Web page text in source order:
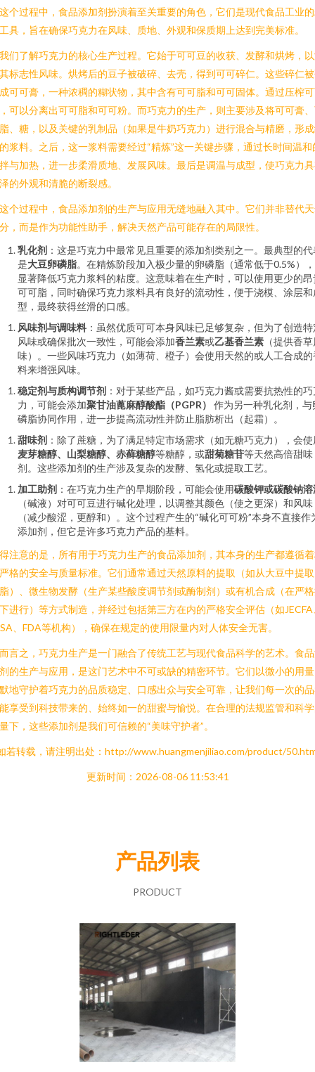
个过程中，食品添加剂扮演着至关重要的角色，它们是现代食品工业
具，旨在确保巧克力在风味、质地、外观和保质期上达到完美标准。
们了解巧克力的核心生产过程。它始于可可豆的收获、发酵和烘烤，
标志性风味。烘烤后的豆子被破碎、去壳，得到可可碎仁。这些碎仁
可可膏，一种浓稠的糊状物，其中含有可可脂和可可固体。通过压榨
可以分离出可可脂和可可粉。而巧克力的生产，则主要涉及将可可膏
、糖，以及关键的乳制品（如果是牛奶巧克力）进行混合与精磨，形
浆料。之后，这一浆料需要经过“精炼”这一关键步骤，通过长时间温和
与加热，进一步柔滑质地、发展风味。最后是调温与成型，使巧克力
的外观和清脆的断裂感。
个过程中，食品添加剂的生产与应用无缝地融入其中。它们并非替代
，而是作为功能性助手，解决天然产品可能存在的局限性。
乳化剂 ：这是巧克力中最常见且重要的添加剂类别之一。最典型的代
是大豆卵磷脂。在精炼阶段加入极少量的卵磷脂（通常低于0.5%）
显著降低巧克力浆料的粘度。这意味着在生产时，可以使用更少的昂
可可脂，同时确保巧克力浆料具有良好的流动性，便于浇模、涂层和
型，最终获得丝滑的口感。
风味剂与调味料 ：虽然优质可可本身风味已足够复杂，但为了创造特
风味或确保批次一致性，可能会添加香兰素或乙基香兰素 （提供香
味）。一些风味巧克力（如薄荷、橙子）会使用天然的或人工合成的
料来增强风味。
稳定剂与质构调节剂 ：对于某些产品，如巧克力酱或需要抗热性的
力，可能会添加聚甘油蓖麻醇酸酯（PGPR）
作为另一种乳化剂，与
磷脂协同作用，进一步提高流动性并防止脂肪析出（起霜）。
甜味剂 ：除了蔗糖，为了满足特定市场需求（如无糖巧克力），会使
麦芽糖醇、山梨糖醇、赤藓糖醇等糖醇，或甜菊糖苷等天然高倍甜味
剂。这些添加剂的生产涉及复杂的发酵、氢化或提取工艺。
加工助剂 ：在巧克力生产的早期阶段，可能会使用碳酸钾或碳酸钠溶
（碱液）对可可豆进行碱化处理，以调整其颜色（使之更深）和风味
（减少酸涩，更醇和）。这个过程产生的“碱化可可粉”本身不直接作
添加剂，但它是许多巧克力产品的基料。
注意的是，所有用于巧克力生产的食品添加剂，其本身的生产都遵循
格的安全与质量标准。它们通常通过天然原料的提取（如从大豆中提
）、微生物发酵（生产某些酸度调节剂或酶制剂）或有机合成（在严
进行）等方式制造，并经过包括第三方在内的严格安全评估（如JECFA
、FDA等机构），确保在规定的使用限量内对人体安全无害。
言之，巧克力生产是一门融合了传统工艺与现代食品科学的艺术。食
的生产与应用，是这门艺术中不可或缺的精密环节。它们以微小的用
地守护着巧克力的品质稳定、口感出众与安全可靠，让我们每一次的
享受到科技带来的、始终如一的甜蜜与愉悦。在合理的法规监管和科
下，这些添加剂是我们可信赖的“美味守护者”。
若转载，请注明出处：http://www.huangmenjiliao.com/product/
更新时间：2026-08-06 11:53:41
产品列表
PRODUCT